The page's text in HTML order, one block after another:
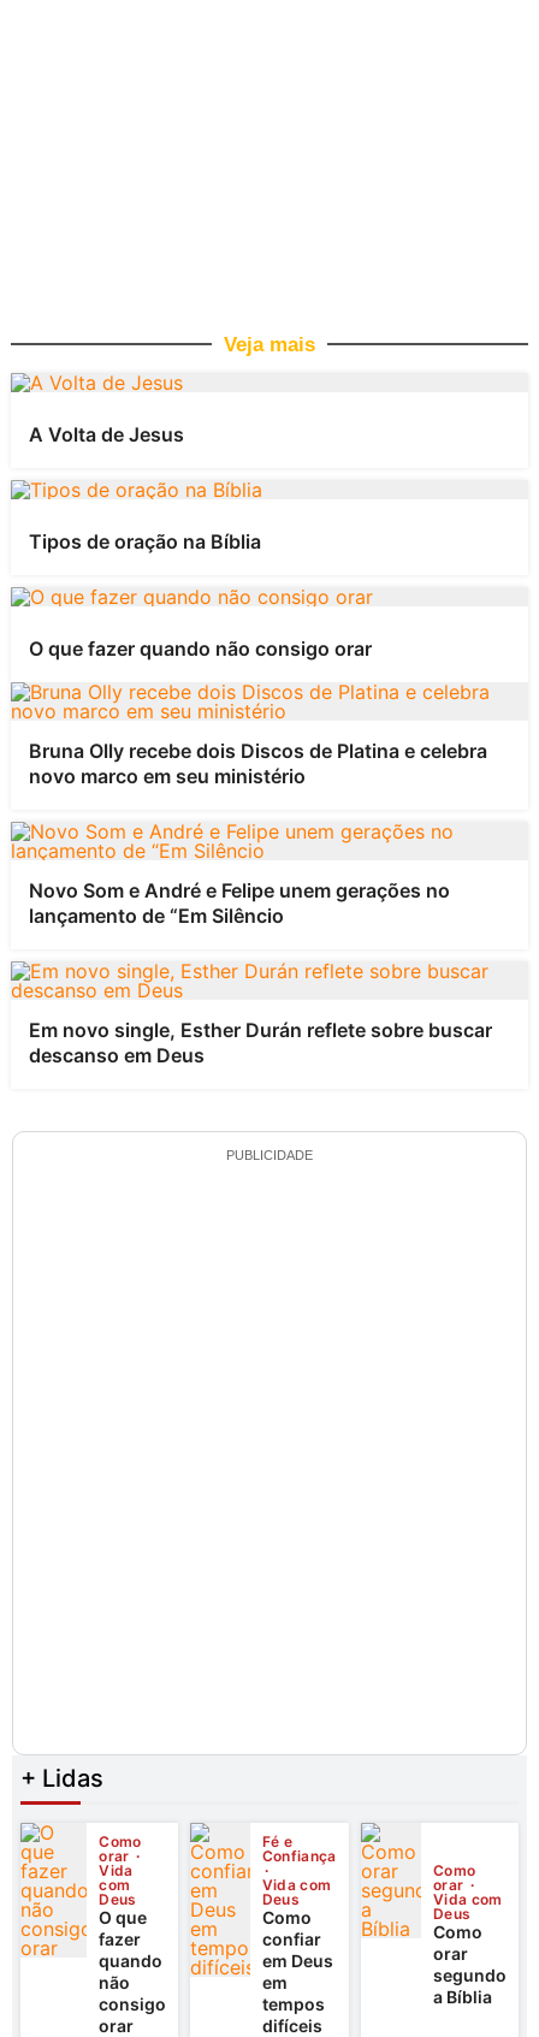
Veja mais
A Volta de Jesus
Tipos de oração na Bíblia
O que fazer quando não consigo orar
Bruna Olly recebe dois Discos de Platina e celebra
novo marco em seu ministério
Novo Som e André e Felipe unem gerações no
lançamento de “Em Silêncio
Em novo single, Esther Durán reflete sobre buscar
descanso em Deus
PUBLICIDADE
+ Lidas
Como
orar
Vida
com
Deus
O que
fazer
quando
não
consigo
orar
Fé e
Confiança
Vida com
Deus
Como
confiar
em Deus
em
tempos
difíceis
Como
orar
Vida com
Deus
Como
orar
segundo
a Bíblia